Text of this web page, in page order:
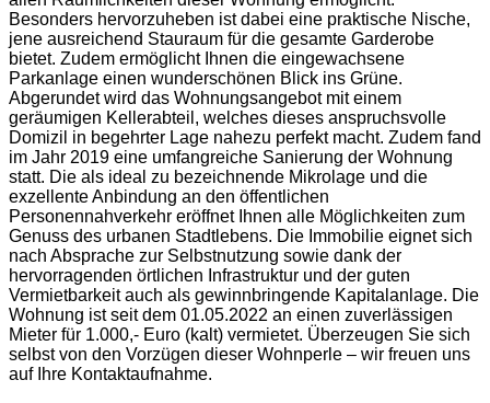
Besonders hervorzuheben ist dabei eine praktische Nische,
jene ausreichend Stauraum für die gesamte Garderobe
bietet. Zudem ermöglicht Ihnen die eingewachsene
Parkanlage einen wunderschönen Blick ins Grüne.
Abgerundet wird das Wohnungsangebot mit einem
geräumigen Kellerabteil, welches dieses anspruchsvolle
Domizil in begehrter Lage nahezu perfekt macht. Zudem fand
im Jahr 2019 eine umfangreiche Sanierung der Wohnung
statt. Die als ideal zu bezeichnende Mikrolage und die
exzellente Anbindung an den öffentlichen
Personennahverkehr eröffnet Ihnen alle Möglichkeiten zum
Genuss des urbanen Stadtlebens. Die Immobilie eignet sich
nach Absprache zur Selbstnutzung sowie dank der
hervorragenden örtlichen Infrastruktur und der guten
Vermietbarkeit auch als gewinnbringende Kapitalanlage. Die
Wohnung ist seit dem 01.05.2022 an einen zuverlässigen
Mieter für 1.000,- Euro (kalt) vermietet. Überzeugen Sie sich
selbst von den Vorzügen dieser Wohnperle – wir freuen uns
auf Ihre Kontaktaufnahme.